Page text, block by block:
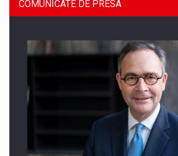
SAPTE PERSONALITATI DIN MEDIUL DE
COMUNICATE DE PRESA